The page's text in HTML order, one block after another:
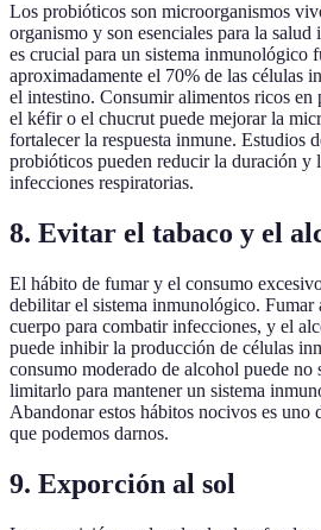
Los probióticos son microorganismos
organismo y son esenciales para la
es crucial para un sistema inmunológico
aproximadamente el 70% de las células
el intestino. Consumir alimentos ricos
el kéfir o el chucrut puede mejorar la
fortalecer la respuesta inmune. Estudios
probióticos pueden reducir la duración y
infecciones respiratorias.
8. Evitar el tabaco y el
El hábito de fumar y el consumo
debilitar el sistema inmunológico. Fumar
cuerpo para combatir infecciones, y el
puede inhibir la producción de células
consumo moderado de alcohol puede no
limitarlo para mantener un sistema
Abandonar estos hábitos nocivos es uno
que podemos darnos.
9. Exporción al sol